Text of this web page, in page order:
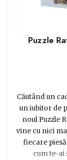
Puzzle
Căutând un
un iubitor de
noul Puzzle
vine cu nici
fiecare piesă
cum te-